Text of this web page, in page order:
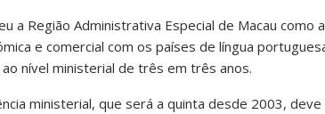
a Região Administrativa Especial de Macau
e comercial com os países de língua
ao nível ministerial de três em três anos.
ministerial, que será a quinta desde 2003,